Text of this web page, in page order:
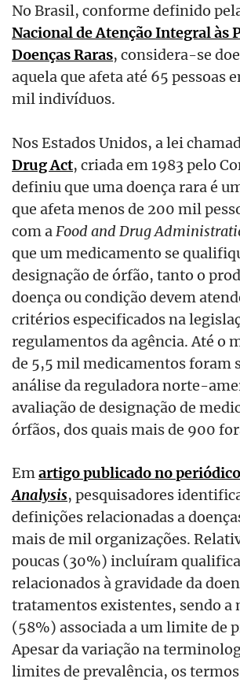
No Brasil, conforme definido
Nacional de Atenção Integral às
Doenças Raras, considera-se
aquela que afeta até 65 pessoas
mil indivíduos.
Nos Estados Unidos, a lei
Drug Act, criada em 1983 pelo
definiu que uma doença rara é
que afeta menos de 200 mil
com a Food and Drug
que um medicamento se
designação de órfão, tanto o
doença ou condição devem
critérios especificados na
regulamentos da agência. Até o
de 5,5 mil medicamentos foram
análise da reguladora norte-
avaliação de designação de
órfãos, dos quais mais de 900
Em artigo publicado no periódico
Analysis, pesquisadores
definições relacionadas a
mais de mil organizações.
poucas (30%) incluíram
relacionados à gravidade da
tratamentos existentes, sendo a
(58%) associada a um limite de
Apesar da variação na
limites de prevalência, os